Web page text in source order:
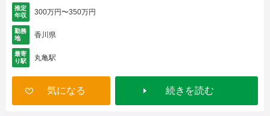
推定
年収
300万円〜350万円
勤務
地
香川県
最寄
り駅
丸亀駅
気になる 続きを読む